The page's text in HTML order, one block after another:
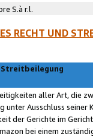
S.à r.l.
RECHT UND
Streitbeilegung
aller Art, die
unter Ausschluss
der Gerichte im
bei einem